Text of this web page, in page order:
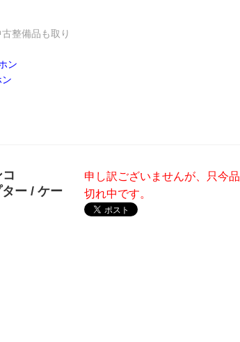
整備品も取り
ン
ー / ケー
申し訳ございませんが、只今品
切れ中です。